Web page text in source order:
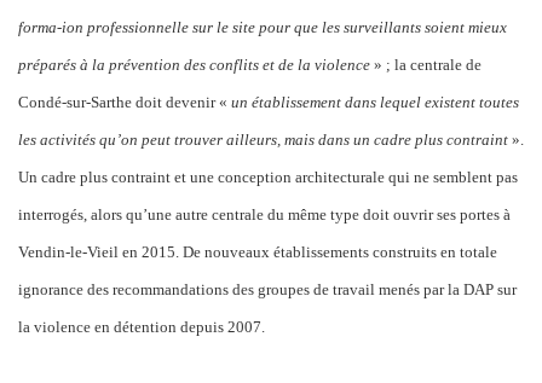
forma-ion professionnelle sur le site pour que les surveillants soient mieux
préparés à la prévention des conflits et de la violence » ; la centrale de
Condé-sur-Sarthe doit devenir « un établissement dans lequel existent toutes
les activités qu’on peut trouver ailleurs, mais dans un cadre plus contraint ».
Un cadre plus contraint et une conception architecturale qui ne semblent pas
interrogés, alors qu’une autre centrale du même type doit ouvrir ses portes à
Vendin-le-Vieil en 2015. De nouveaux établissements construits en totale
ignorance des recommandations des groupes de travail menés par la DAP sur
la violence en détention depuis 2007.